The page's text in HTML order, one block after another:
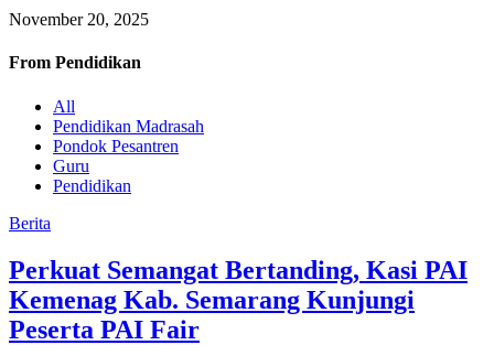
November 20, 2025
From Pendidikan
All
Pendidikan Madrasah
Pondok Pesantren
Guru
Pendidikan
Berita
Perkuat Semangat Bertanding, Kasi PAI
Kemenag Kab. Semarang Kunjungi
Peserta PAI Fair